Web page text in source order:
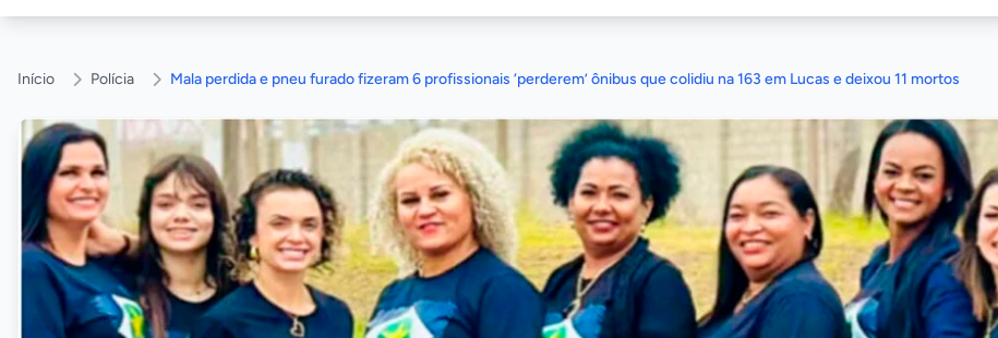
Início Polícia Mala perdida e pneu furado fizeram 6 profissionais ‘perderem’ ônibus que colidiu na 163 em Lucas e deixou 11 mortos